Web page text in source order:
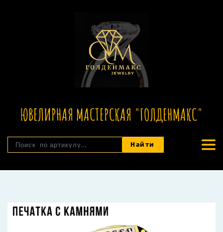
ЮВЕЛИРНАЯ МАСТЕРСКАЯ "ГОЛДЕНМАКС"
Найти